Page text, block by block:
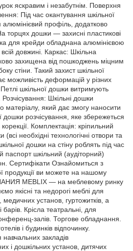
яскравим і незабутнім. Поверхня
Під час окантування шкільної
алюмінієвий профіль, додатково
торцях дошки — захисні пластикові
для крейди обладнана алюмінієвою
довжині. Каркас: Шкільна
захищена від пошкоджень міцним
стіни. Такий захист шкільної
можливість деформацій у різних
шкільної дошки витримують
Шкільні дошки
матеріалу, який дає змогу наносити
розчісування, яке збережеться
Комплектація: кріпильний
необхідні технологічні отвори та
дошки на стіну роблять під час
паспорт шкільний (аудіторний)
Сертифікати Ознайомиться з
ви можете на нашому
MEBLIX — на меблевому ринку
якісні та недорогі меблі для
установ, гуртожитків, а
Крісла театральні, для
залів. Торгове обладнання.
і будинків відпочинку.
закладів
і дошкільних установ, дитячих